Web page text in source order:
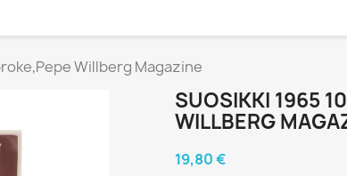
Willberg Magazine
SUOSIKKI 1965
WILLBERG
19,80 €